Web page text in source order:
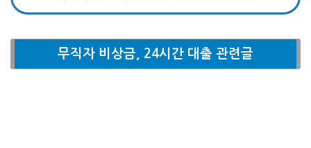
무직자 비상금, 24시간 대출 관련글